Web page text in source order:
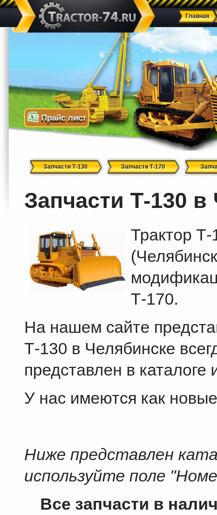
Главная
Запчасти Т-130 Запчасти Т-170
Прайс лист
Запчасти Т-130
Трактор
Т-170.
На нашем сайте
Т-130 в Челябинске
представлен в каталоге
У нас имеются как
Ниже представлен
используйте поле
Все запчасти в